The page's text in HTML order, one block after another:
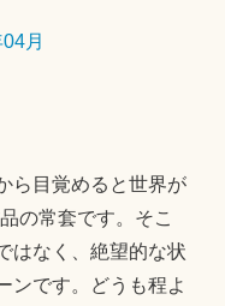
月
ら目覚めると世界が
の常套です。そこ
はなく、絶望的な状
ンです。どうも程よ